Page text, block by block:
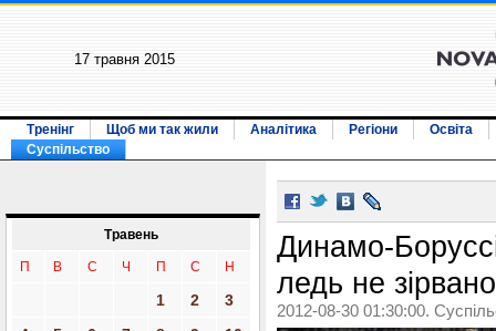
17 травня 2015
Тренінг Щоб ми так жили Аналітика Регіони
Освіта
Суспільство
Травень
П В С Ч П С Н
1 2
3
Динамо-
ледь не зірвано
2012-08-30 01:30:00.